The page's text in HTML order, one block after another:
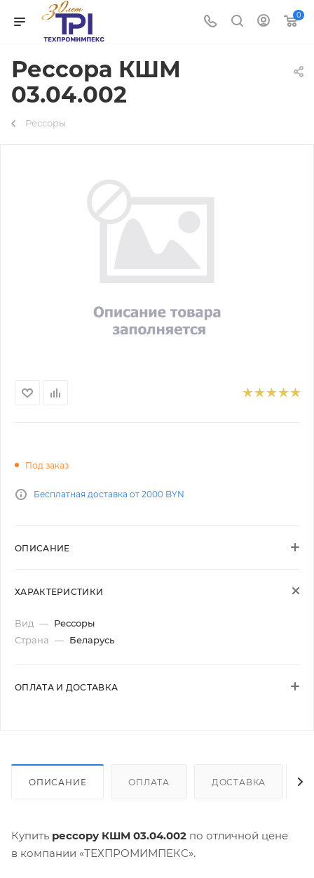
0
Рессора КШМ
03.04.002
Рессоры
Под заказ
Бесплатная доставка от 2000 BYN
ОПИСАНИЕ
ХАРАКТЕРИСТИКИ
Вид — Рессоры
Страна — Беларусь
ОПЛАТА И ДОСТАВКА
ОПИСАНИЕ ОПЛАТА ДОСТАВКА
Купить рессору КШМ 03.04.002 по отличной цене
в компании «ТЕХПРОМИМПЕКС».